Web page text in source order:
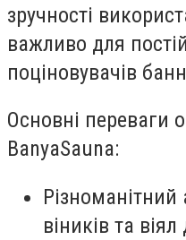
зручності
важливо для
поціновувачів
Основні переваги
BanyaSauna:
Різноманітний
віників та